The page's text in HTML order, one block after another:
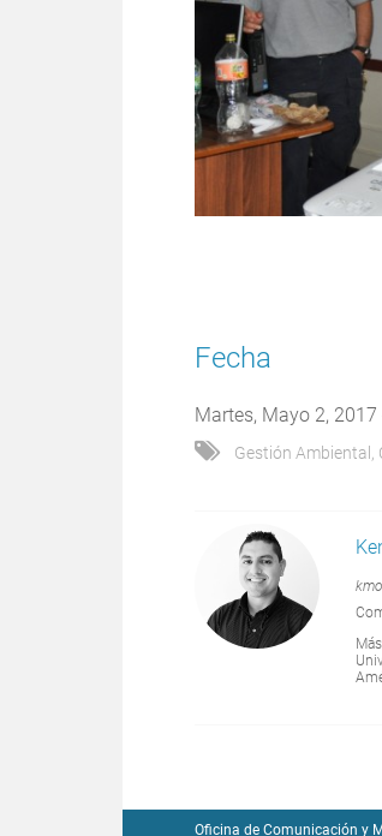
Fecha
Martes, Mayo 2, 2017
Gestión Ambiental
Oficina de Comunicación y